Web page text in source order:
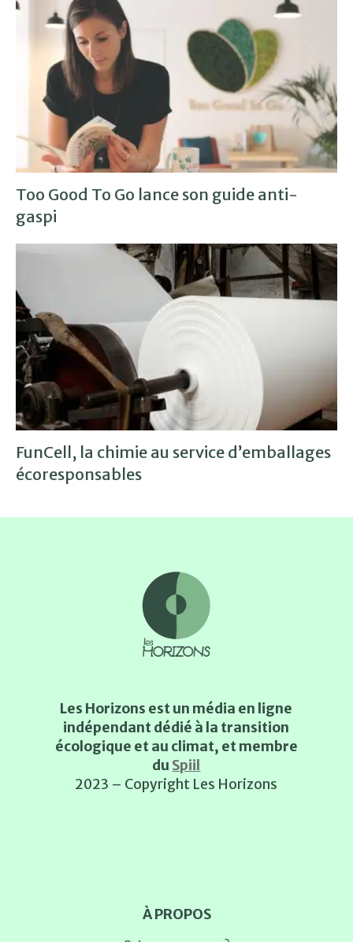
Too Good To Go lance son guide anti-
gaspi
FunCell, la chimie au service d’emballages
écoresponsables
Les Horizons est un média en ligne
indépendant dédié à la transition
écologique et au climat, et membre
du Spiil
2023 – Copyright Les Horizons
À PROPOS